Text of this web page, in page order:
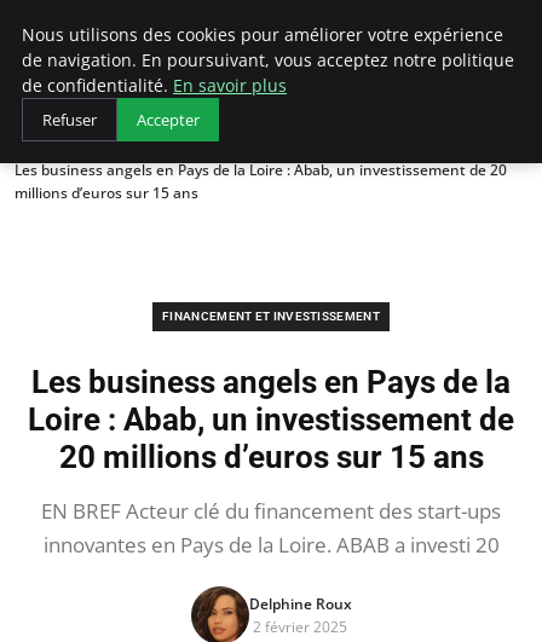
LECFCM
Accueil
Financement et investissement
Les business angels en Pays de la Loire : Abab, un investissement de 20
millions d’euros sur 15 ans
FINANCEMENT ET INVESTISSEMENT
Les business angels en Pays de la
Loire : Abab, un investissement de
20 millions d’euros sur 15 ans
EN BREF Acteur clé du financement des start-ups
innovantes en Pays de la Loire. ABAB a investi 20
Delphine Roux
2 février 2025
Nous utilisons des cookies pour améliorer votre expérience
de navigation. En poursuivant, vous acceptez notre politique
de confidentialité. En savoir plus
Refuser Accepter